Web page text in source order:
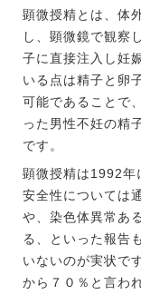
顕微授精とは、体
し、顕微鏡で観察
子に直接注入し妊
いる点は精子と卵
可能であることで
った男性不妊の精
です。
顕微授精は1992年
安全性については
や、染色体異常あ
る、といった報告
いないのが実状で
から７０％と言わ